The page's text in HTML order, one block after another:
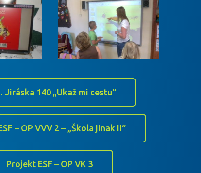
Jiráska 140 „Ukaž mi cestu“
– OP VVV 2 – „Škola jinak II“
Projekt ESF – OP VK 3